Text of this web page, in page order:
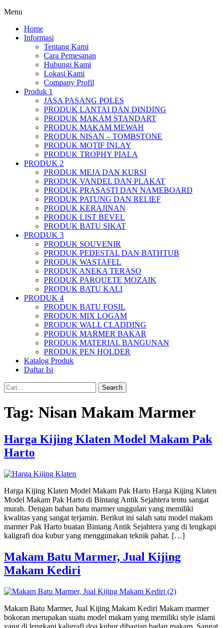
Menu
Home
Informasi
Tentang Kami
Cara Pemesanan
Hubungi Kami
Lokasi Kami
Company Profil
Produk 1
JASA PASANG POLES
PRODUK LANTAI DAN DINDING
PRODUK MAKAM STANDART
PRODUK MAKAM MEWAH
PRODUK NISAN – TOMBSTONE
PRODUK MOTIF INLAY
PRODUK TROPHY PIALA
PRODUK 2
PRODUK MEJA DAN KURSI
PRODUK VANDEL DAN PLAKAT
PRODUK PRASASTI DAN NAMEBOARD
PRODUK PATUNG DAN RELIEF
PRODUK KERAJINAN
PRODUK LIST BEVEL
PRODUK BATU SIKAT
PRODUK 3
PRODUK SOUVENIR
PRODUK PEDESTAL DAN BATHTUB
PRODUK WASTAFEL
PRODUK ANEKA TERASO
PRODUK PARQUETE MOZAIK
PRODUK BATU KALI
PRODUK 4
PRODUK BATU FOSIL
PRODUK MIX LOGAM
PRODUK WALL CLADDING
PRODUK MARMER BAKAR
PRODUK MATERIAL BANGUNAN
PRODUK PEN HOLDER
Katalog Produk
Daftar Isi
Search
Tag: Nisan Makam Marmer
Harga Kijing Klaten Model Makam Pak
Harto
Harga Kijing Klaten Model Makam Pak Harto Harga Kijing Klaten
Model Makam Pak Harto di Bintang Antik Sejahtera tentu sangat
murah. Dengan bahan batu marmer unggulan yang memiliki
kwalitas yang sangat terjamin. Berikut ini salah satu model makam
marmer Pak Harto buatan Bintang Antik Sejahtera yang di lengkapi
kaligrafi doa kubur yang menggunakan teknik pahat. […]
Makam Batu Marmer, Jual Kijing
Makam Kediri
Makam Batu Marmer, Jual Kijing Makam Kediri Makam marmer
bokoran merupakan suatu model makam yang memiliki style islami
yang di lengkapi kaligrafi doa kubur dibagian badan makam. Sangat